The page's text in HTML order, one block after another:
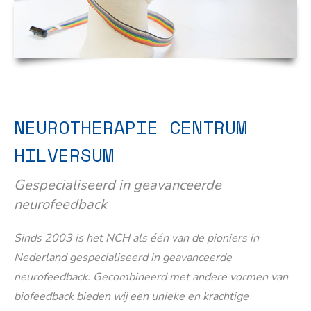
NEUROTHERAPIE CENTRUM
HILVERSUM
Gespecialiseerd in geavanceerde
neurofeedback
Sinds 2003 is het NCH als één van de pioniers in
Nederland gespecialiseerd in geavanceerde
neurofeedback. Gecombineerd met andere vormen van
biofeedback bieden wij een unieke en krachtige